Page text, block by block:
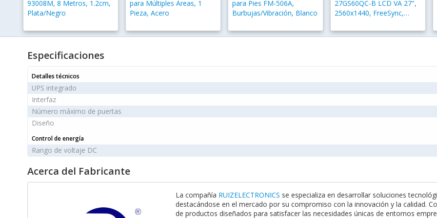
93008M, 8 Metros, 1.2cm,
Plata/Negro
para Múltiples Áreas, 1
Pieza, Acero
para Pies FM-506A,
Burbujas/Vibración, Blanco
27GS60QC-B LCD VA 27",
2560x1440, FreeSync,
Negro
Especificaciones
Detalles técnicos
UPS integrado
Interfaz
Número máximo de puertas
Diseño
Control de energía
Rango de voltaje DC
Acerca del Fabricante
La compañía RUIZELECTRONICS se especializa en desarrollar soluciones
destacándose en el mercado por su compromiso con la innovación y la calidad.
de productos diseñados para satisfacer las necesidades únicas de entornos